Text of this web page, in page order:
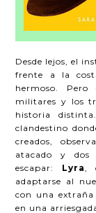
Desde lejos, el
frente a la
hermoso. Pero
militares y los
historia
clandestino
creados,
atacado y dos
escapar: Lyra,
adaptarse al
con una
en una